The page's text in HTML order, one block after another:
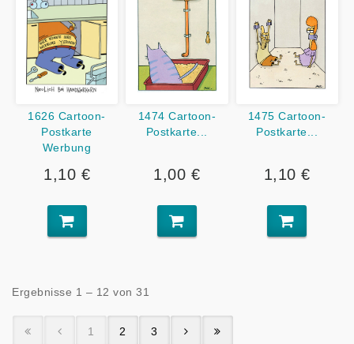
1626 Cartoon-
Postkarte
Werbung
1,10 €
1474 Cartoon-
Postkarte...
1,00 €
1475 Cartoon-
Postkarte...
1,10 €
Ergebnisse 1 – 12 von 31
1 2 3